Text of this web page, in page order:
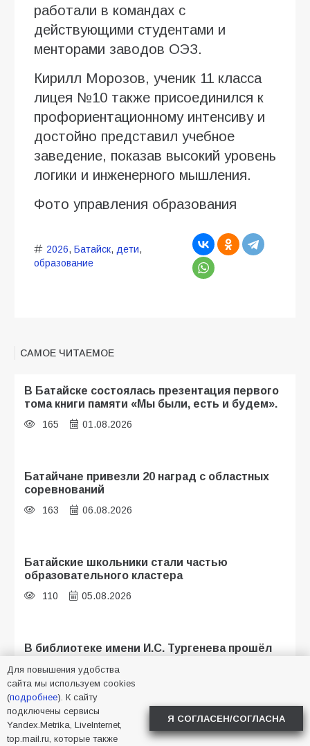
работали в командах с
действующими студентами и
менторами заводов ОЭЗ.
Кирилл Морозов, ученик 11 класса
лицея №10 также присоединился к
профориентационному интенсиву и
достойно представил учебное
заведение, показав высокий уровень
логики и инженерного мышления.
Фото управления образования
2026, Батайск, дети,
образование
САМОЕ ЧИТАЕМОЕ
В Батайске состоялась презентация первого
тома книги памяти «Мы были, есть и будем».
165 01.08.2026
Батайчане привезли 20 наград с областных
соревнований
163 06.08.2026
Батайские школьники стали частью
образовательного кластера
110 05.08.2026
В библиотеке имени И.С. Тургенева прошёл
ВДВ
107 03.08.2026
Для повышения удобства
сайта мы используем cookies
(подробнее). К сайту
подключены сервисы
Yandex.Metrika, LiveInternet,
top.mail.ru, которые также
Я СОГЛАСЕН/СОГЛАСНА